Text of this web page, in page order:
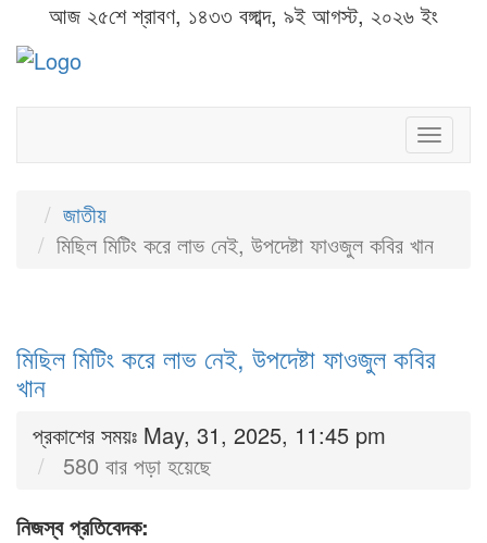
আজ ২৫শে শ্রাবণ, ১৪৩৩ বঙ্গাব্দ, ৯ই আগস্ট, ২০২৬ ইং
জাতীয়
মিছিল মিটিং করে লাভ নেই, উপদেষ্টা ফাওজুল কবির খান
মিছিল মিটিং করে লাভ নেই, উপদেষ্টা ফাওজুল কবির
খান
প্রকাশের সময়ঃ May, 31, 2025, 11:45 pm
580 বার পড়া হয়েছে
নিজস্ব প্রতিবেদক: